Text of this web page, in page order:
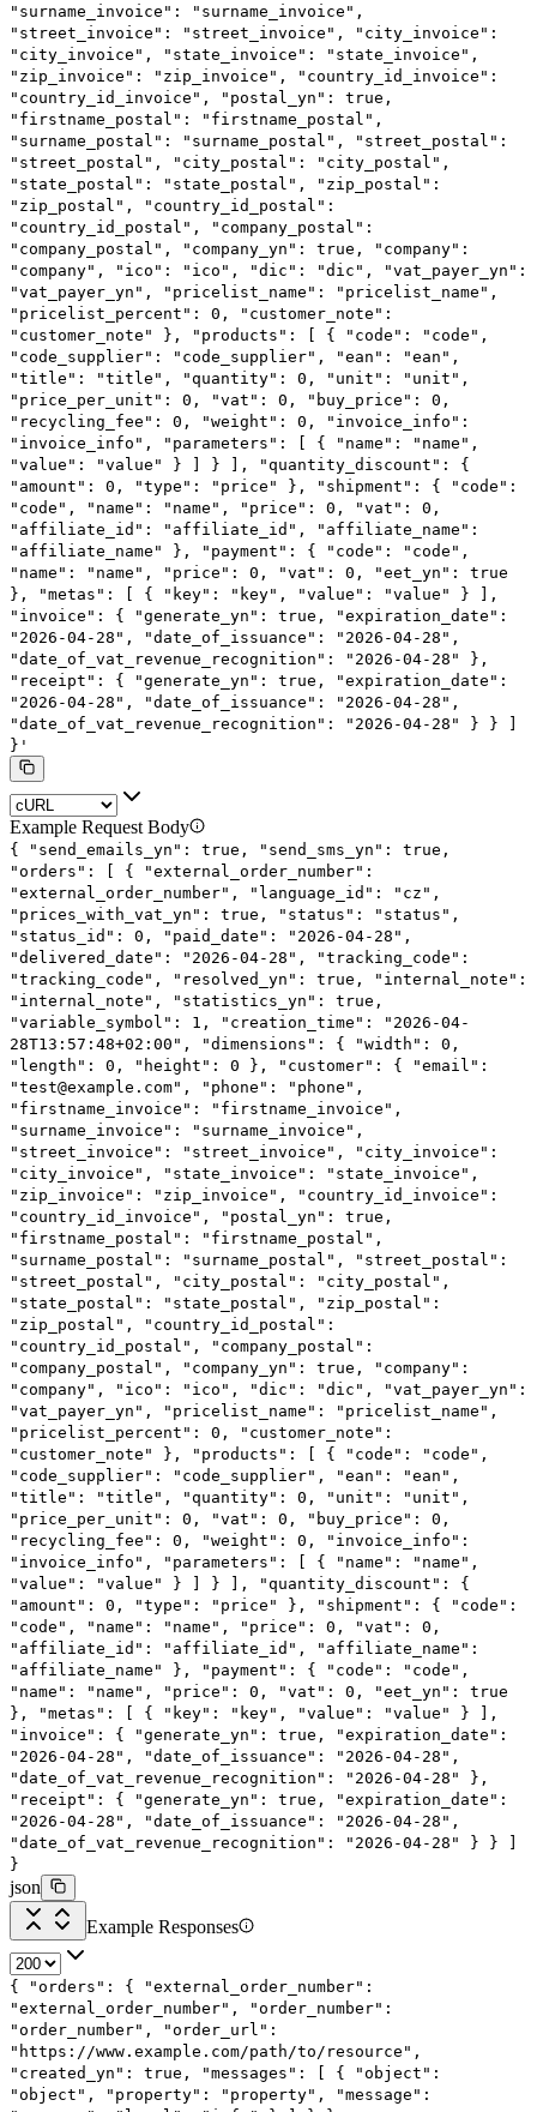
"surname_invoice": "surname_invoice",
"street_invoice": "street_invoice",
"city_invoice":
"city_invoice",
"state_invoice": "state_invoice",
"zip_invoice": "zip_invoice",
"country_id_invoice":
"country_id_invoice",
"postal_yn": true,
"firstname_postal": "firstname_postal",
"surname_postal": "surname_postal",
"street_postal":
"street_postal",
"city_postal": "city_postal",
"state_postal": "state_postal",
"zip_postal":
"zip_postal",
"country_id_postal":
"country_id_postal",
"company_postal":
"company_postal",
"company_yn": true,
"company":
"company",
"ico": "ico", "dic": "dic",
"vat_payer_yn":
"vat_payer_yn",
"pricelist_name": "pricelist_name",
"pricelist_percent": 0,
"customer_note":
"customer_note"
}, "products": [ {
"code": "code",
"code_supplier": "code_supplier",
"ean": "ean",
"title": "title",
"quantity": 0,
"unit": "unit",
"price_per_unit": 0,
"vat": 0,
"buy_price": 0,
"recycling_fee": 0,
"weight": 0,
"invoice_info":
"invoice_info",
"parameters": [ {
"name": "name",
"value": "value"
} ] } ],
"quantity_discount": {
"amount": 0,
"type": "price" }, "shipment": {
"code":
"code",
"name": "name", "price": 0,
"vat": 0,
"affiliate_id": "affiliate_id",
"affiliate_name":
"affiliate_name"
}, "payment": {
"code": "code",
"name": "name",
"price": 0, "vat": 0,
"eet_yn": true
},
"metas": [ { "key": "key", "value": "value" }
],
"invoice": {
"generate_yn": true,
"expiration_date":
"2026-04-28",
"date_of_issuance": "2026-04-28",
"date_of_vat_revenue_recognition": "2026-04-28"
},
"receipt": {
"generate_yn": true,
"expiration_date":
"2026-04-28",
"date_of_issuance": "2026-04-28",
"date_of_vat_revenue_recognition": "2026-04-28"
} }
]
}'
Example Request Body
{ "send_emails_yn" : true , "send_sms_yn" : true ,
"orders" : [ { "external_order_number" :
"external_order_number" , "language_id" : "cz" ,
"prices_with_vat_yn" : true , "status" : "status" ,
"status_id" : 0 , "paid_date" : "2026-04-28" ,
"delivered_date" : "2026-04-28" , "tracking_code" :
"tracking_code" , "resolved_yn" : true , "internal_note" :
"internal_note" , "statistics_yn" : true ,
"variable_symbol" : 1 , "creation_time" :
"2026-04-
28T13:57:48+02:00" , "dimensions" : { "width" : 0 ,
"length" : 0 , "height" : 0 }, "customer" : { "email" :
"test@example.com" , "phone" : "phone" ,
"firstname_invoice" : "firstname_invoice" ,
"surname_invoice" : "surname_invoice" ,
"street_invoice" : "street_invoice" , "city_invoice" :
"city_invoice" , "state_invoice" : "state_invoice" ,
"zip_invoice" : "zip_invoice" , "country_id_invoice" :
"country_id_invoice" , "postal_yn" : true ,
"firstname_postal" : "firstname_postal" ,
"surname_postal" : "surname_postal" , "street_postal" :
"street_postal" , "city_postal" : "city_postal" ,
"state_postal" : "state_postal" , "zip_postal" :
"zip_postal" , "country_id_postal" :
"country_id_postal" , "company_postal" :
"company_postal" , "company_yn" : true , "company" :
"company" , "ico" : "ico" , "dic" : "dic" , "vat_payer_yn" :
"vat_payer_yn" , "pricelist_name" : "pricelist_name" ,
"pricelist_percent" : 0 , "customer_note" :
"customer_note"
}, "products" : [ { "code" : "code" ,
"code_supplier" : "code_supplier" , "ean" : "ean" ,
"title" : "title" , "quantity" : 0 , "unit" : "unit" ,
"price_per_unit" : 0 , "vat" : 0 , "buy_price" : 0 ,
"recycling_fee" : 0 , "weight" : 0 , "invoice_info" :
"invoice_info" , "parameters" : [ { "name" : "name" ,
"value" : "value" } ] } ], "quantity_discount" : {
"amount" : 0 , "type" : "price" }, "shipment" : { "code" :
"code" , "name" : "name" , "price" : 0 , "vat" : 0 ,
"affiliate_id" : "affiliate_id" , "affiliate_name" :
"affiliate_name"
}, "payment" : { "code" : "code" ,
"name" : "name" , "price" : 0 , "vat" : 0 , "eet_yn" : true
},
"metas" : [ { "key" : "key" , "value" : "value" }
],
"invoice" : { "generate_yn" : true , "expiration_date" :
"2026-04-28" , "date_of_issuance" : "2026-04-28" ,
"date_of_vat_revenue_recognition" : "2026-04-28"
},
"receipt" : { "generate_yn" : true , "expiration_date" :
"2026-04-28" , "date_of_issuance" : "2026-04-28" ,
"date_of_vat_revenue_recognition" : "2026-04-28" } }
]
}
json
Example Responses
{ "orders" : { "external_order_number" :
"external_order_number" , "order_number" :
"order_number" , "order_url" :
"https://www.example.com/path/to/resource" ,
"created_yn" : true , "messages" : [ { "object" :
"object" , "property" : "property" , "message" :